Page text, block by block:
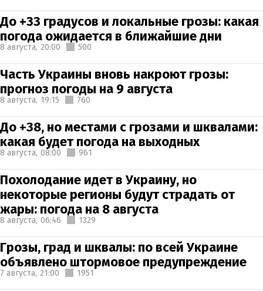
До +33 градусов и локальные грозы: какая
погода ожидается в ближайшие дни
8 августа, 20:00 500
Часть Украины вновь накроют грозы:
прогноз погоды на 9 августа
8 августа, 19:15 760
До +38, но местами с грозами и шквалами:
какая будет погода на выходных
8 августа, 08:00 961
Похолодание идет в Украину, но
некоторые регионы будут страдать от
жары: погода на 8 августа
8 августа, 06:46 1329
Грозы, град и шквалы: по всей Украине
объявлено штормовое предупреждение
7 августа, 21:00 1951